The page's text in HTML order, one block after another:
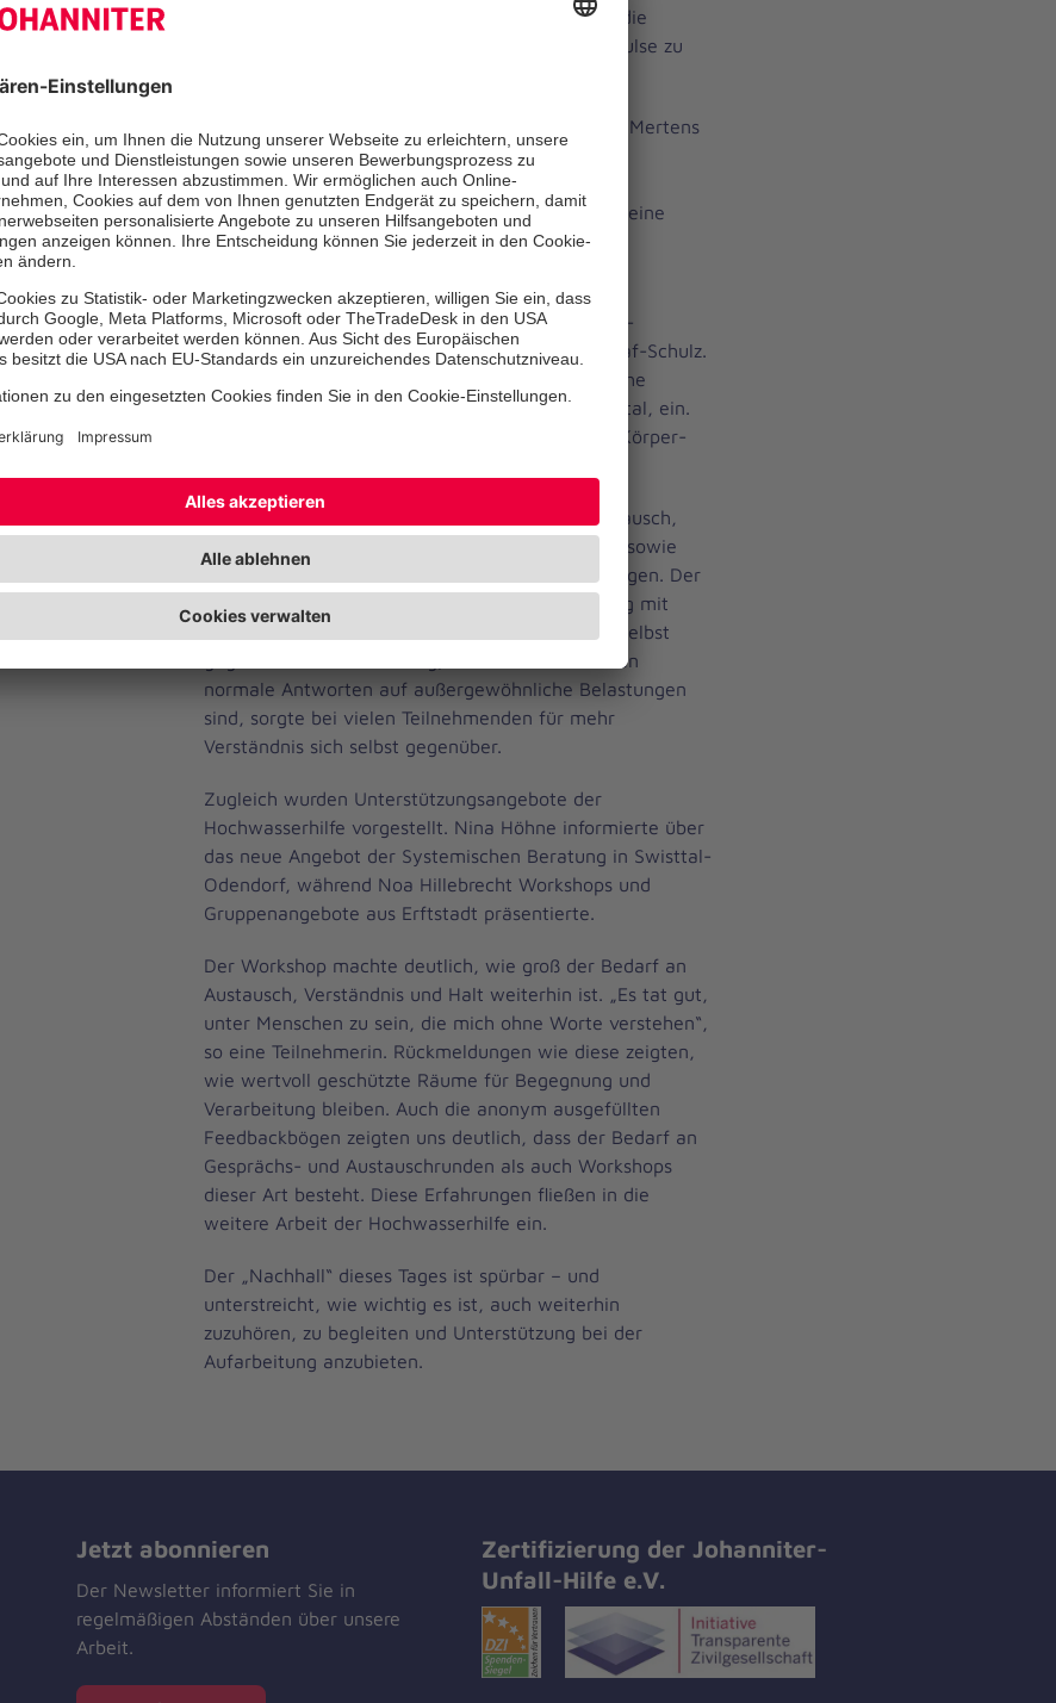
In einem geschützten Rahmen gab es für die
Teilnehmenden niedrigschwellige Wege und Impulse zu
Nach der Begrüßung durch die Leiterinnen Luisa Mertens
und Noa Hillebrecht fanden die rund zwanzig
Teilnehmenden schnell zueinander. Denn trotz
unterschiedlicher Lebenssituationen verband sie eine
gemeinsame Erfahrung: die Nachwirkungen des
Fachlich begleitet wurde der Tag von der Diplom-
Psychologin und Trauma-Therapeutin Claire Graaf-Schulz.
Weitere Impulse brachte Nina Höhne, Systemische
Beraterin aus dem Hochwasserhilfebüro in Swisttal, ein.
Den Abschluss gestaltete Andrea Leonhardi mit Körper-
Das Programm verband fachlich geleiteten Austausch,
Bewegungsübungen, kleine Rituale in der Natur sowie
einen kurzen Input zu Trauma und möglichen Folgen. Der
Fokus lag dabei auf einem konstruktiven Umgang mit
Belastungen und einer achtsamen Haltung sich selbst
gegenüber. Die Einordnung, dass viele Reaktionen
normale Antworten auf außergewöhnliche Belastungen
sind, sorgte bei vielen Teilnehmenden für mehr
Verständnis sich selbst gegenüber.
Zugleich wurden Unterstützungsangebote der
Hochwasserhilfe vorgestellt. Nina Höhne informierte über
das neue Angebot der Systemischen Beratung in Swisttal-
Odendorf, während Noa Hillebrecht Workshops und
Gruppenangebote aus Erftstadt präsentierte.
Der Workshop machte deutlich, wie groß der Bedarf an
Austausch, Verständnis und Halt weiterhin ist. „Es tat gut,
unter Menschen zu sein, die mich ohne Worte verstehen“,
so eine Teilnehmerin. Rückmeldungen wie diese zeigten,
wie wertvoll geschützte Räume für Begegnung und
Verarbeitung bleiben. Auch die anonym ausgefüllten
Feedbackbögen zeigten uns deutlich, dass der Bedarf an
Gesprächs- und Austauschrunden als auch Workshops
dieser Art besteht. Diese Erfahrungen fließen in die
weitere Arbeit der Hochwasserhilfe ein.
Der „Nachhall“ dieses Tages ist spürbar – und
unterstreicht, wie wichtig es ist, auch weiterhin
zuzuhören, zu begleiten und Unterstützung bei der
Aufarbeitung anzubieten.
Jetzt abonnieren
Der Newsletter informiert Sie in
regelmäßigen Abständen über unsere
Arbeit.
Zertifizierung der Johanniter-
Unfall-Hilfe e.V.